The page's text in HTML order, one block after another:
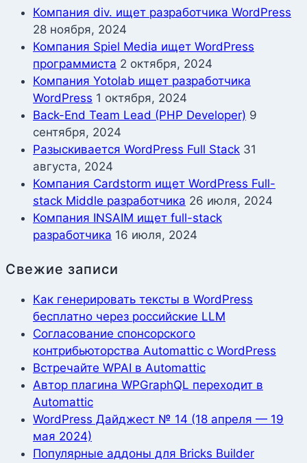
Компания div. ищет разработчика WordPress
28 ноября, 2024
Компания Spiel Media ищет WordPress
программиста 2 октября, 2024
Компания Yotolab ищет разработчика
WordPress 1 октября, 2024
Back-End Team Lead (PHP Developer) 9
сентября, 2024
Разыскивается WordPress Full Stack 31
августа, 2024
Компания Cardstorm ищет WordPress Full-
stack Middle разработчика 26 июля, 2024
Компания INSAIM ищет full-stack
разработчика 16 июля, 2024
Свежие записи
Как генерировать тексты в WordPress
бесплатно через российские LLM
Согласование спонсорского
контрибьюторства Automattic с WordPress
Встречайте WPAI в Automattic
Автор плагина WPGraphQL переходит в
Automattic
WordPress Дайджест № 14 (18 апреля — 19
мая 2024)
Популярные аддоны для Bricks Builder